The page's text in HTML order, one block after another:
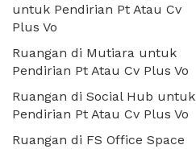
untuk Pendirian Pt Atau Cv
Plus Vo
Ruangan di Mutiara untuk
Pendirian Pt Atau Cv Plus Vo
Ruangan di Social Hub untuk
Pendirian Pt Atau Cv Plus Vo
Ruangan di FS Office Space